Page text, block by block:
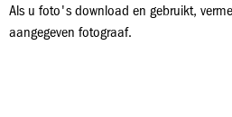
Als u foto's download en gebruikt,
aangegeven fotograaf.